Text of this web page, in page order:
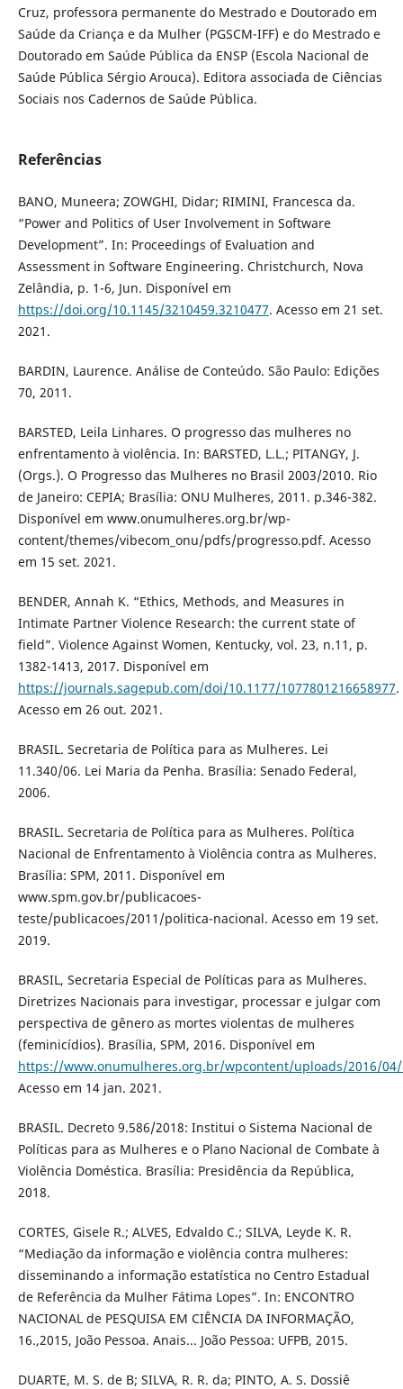
Cruz, professora permanente do Mestrado e Doutorado em
Saúde da Criança e da Mulher (PGSCM-IFF) e do Mestrado e
Doutorado em Saúde Pública da ENSP (Escola Nacional de
Saúde Pública Sérgio Arouca). Editora associada de Ciências
Sociais nos Cadernos de Saúde Pública.
Referências
BANO, Muneera; ZOWGHI, Didar; RIMINI, Francesca da.
“Power and Politics of User Involvement in Software
Development”. In: Proceedings of Evaluation and
Assessment in Software Engineering. Christchurch, Nova
Zelândia, p. 1-6, Jun. Disponível em
https://doi.org/10.1145/3210459.3210477. Acesso em 21 set.
2021.
BARDIN, Laurence. Análise de Conteúdo. São Paulo: Edições
70, 2011.
BARSTED, Leila Linhares. O progresso das mulheres no
enfrentamento à violência. In: BARSTED, L.L.; PITANGY, J.
(Orgs.). O Progresso das Mulheres no Brasil 2003/2010. Rio
de Janeiro: CEPIA; Brasília: ONU Mulheres, 2011. p.346-382.
Disponível em www.onumulheres.org.br/wp-
content/themes/vibecom_onu/pdfs/progresso.pdf. Acesso
em 15 set. 2021.
BENDER, Annah K. “Ethics, Methods, and Measures in
Intimate Partner Violence Research: the current state of
field”. Violence Against Women, Kentucky, vol. 23, n.11, p.
1382-1413, 2017. Disponível em
https://journals.sagepub.com/doi/10.1177/1077801216658977.
Acesso em 26 out. 2021.
BRASIL. Secretaria de Política para as Mulheres. Lei
11.340/06. Lei Maria da Penha. Brasília: Senado Federal,
2006.
BRASIL. Secretaria de Política para as Mulheres. Política
Nacional de Enfrentamento à Violência contra as Mulheres.
Brasília: SPM, 2011. Disponível em
www.spm.gov.br/publicacoes-
teste/publicacoes/2011/politica-nacional. Acesso em 19 set.
2019.
BRASIL, Secretaria Especial de Políticas para as Mulheres.
Diretrizes Nacionais para investigar, processar e julgar com
perspectiva de gênero as mortes violentas de mulheres
(feminicídios). Brasília, SPM, 2016. Disponível em
https://www.onumulheres.org.br/wpcontent/uploads/2016/
Acesso em 14 jan. 2021.
BRASIL. Decreto 9.586/2018: Institui o Sistema Nacional de
Políticas para as Mulheres e o Plano Nacional de Combate à
Violência Doméstica. Brasília: Presidência da República,
2018.
CORTES, Gisele R.; ALVES, Edvaldo C.; SILVA, Leyde K. R.
“Mediação da informação e violência contra mulheres:
disseminando a informação estatística no Centro Estadual
de Referência da Mulher Fátima Lopes”. In: ENCONTRO
NACIONAL de PESQUISA EM CIÊNCIA DA INFORMAÇÃO,
16.,2015, João Pessoa. Anais... João Pessoa: UFPB, 2015.
DUARTE, M. S. de B; SILVA, R. R. da; PINTO, A. S. Dossiê